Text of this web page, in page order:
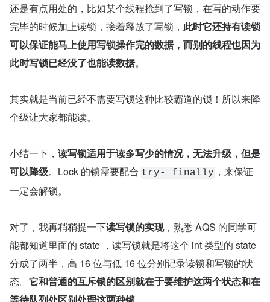
还是有点用处的，比如某个线程抢到了写锁，在写的动作要
完毕的时候加上读锁，接着释放了写锁， 此时它还持有读锁
可以保证能马上使用写锁操作完的数据，而别的线程也因为
此时写锁已经没了也能读数据。
其实就是当前已经不需要写锁这种比较霸道的锁！所以来降
个级让大家都能读。
小结一下， 读写锁适用于读多写少的情况，无法升级，但是
可以降级。Lock 的锁需要配合 try- finally ，来保证
一定会解锁。
对了，我再稍稍提一下读写锁的实现，熟悉 AQS 的同学可
能都知道里面的 state ，读写锁就是将这个 int 类型的 state
分成了两半，高 16 位与低 16 位分别记录读锁和写锁的状
态。 它和普通的互斥锁的区别就在于要维护这两个状态和在
等待队列处区别处理这两种锁